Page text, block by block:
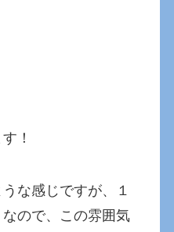
！
な感じですが、１
ので、この雰囲気